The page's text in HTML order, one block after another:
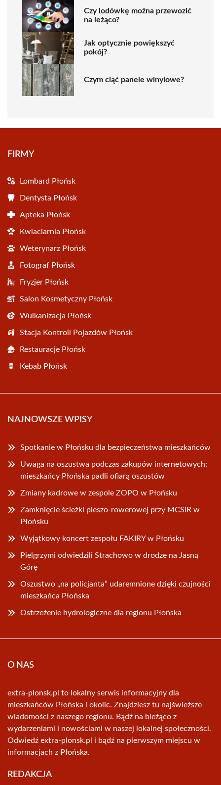
Czy lodówkę można przewozić
na leżąco?
Jak optycznie powiększyć
pokój?
Czym ciąć panele winylowe?
FIRMY
Lombard Płońsk
Dentysta Płońsk
Apteka Płońsk
Kwiaciarnia Płońsk
Weterynarz Płońsk
Fotograf Płońsk
Fryzjer Płońsk
Salon Kosmetyczny Płońsk
Wulkanizacja Płońsk
Stacja Kontroli Pojazdów Płońsk
Restauracje Płońsk
Kebab Płońsk
NAJNOWSZE WPISY
Spotkanie w Płońsku dla bezpieczeństwa mieszkańców
Uwaga na oszustwa podczas zakupów internetowych:
mieszkańcy Płońska padli ofiarą oszustów
Zmiany kadrowe w zespole ZOPO w Płońsku
Zamknięcie ścieżki pieszo-rowerowej przy MCSiR w
Płońsku
Wyjątkowy koncert zespołu FAKIRY w Płońsku
Pielgrzymi odwiedzili Strachowo w drodze na Jasną
Górę
Oszustwo „na policjanta” udaremnione dzięki czujności
mieszkańca Płońska
Ostrzeżenie hydrologiczne dla regionu Płońska
O NAS
extra-plonsk.pl to lokalny serwis informacyjny dla
mieszkańców Płońska i okolic. Znajdziesz tu najświeższe
wiadomości z naszego regionu. Bądź na bieżąco z
wydarzeniami i nowościami w naszej lokalnej społeczności.
Odwiedź extra-plonsk.pl i bądź na pierwszym miejscu w
informacjach z Płońska.
REDAKCJA